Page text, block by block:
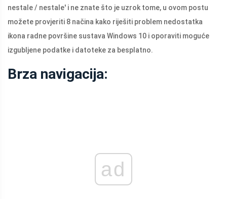
nestale / nestale' i ne znate što je uzrok tome, u ovom postu
možete provjeriti 8 načina kako riješiti problem nedostatka
ikona radne površine sustava Windows 10 i oporaviti moguće
izgubljene podatke i datoteke za besplatno.
Brza navigacija:
ad